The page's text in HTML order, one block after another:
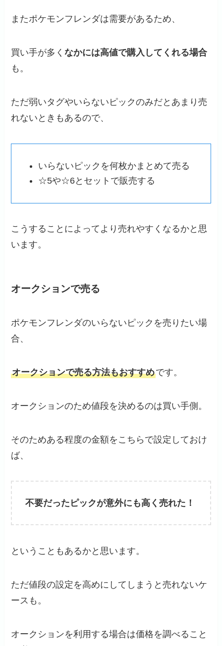
またポケモンフレンダは需要があるため、
買い手が多くなかには高値で購入してくれる場合
も。
ただ弱いタグやいらないピックのみだとあまり売
れないときもあるので、
いらないピックを何枚かまとめて売る
☆5や☆6とセットで販売する
こうすることによってより売れやすくなるかと思
います。
オークションで売る
ポケモンフレンダのいらないピックを売りたい場
合、
オークションで売る方法もおすすめです。
オークションのため値段を決めるのは買い手側。
そのためある程度の金額をこちらで設定しておけ
ば、
不要だったピックが意外にも高く売れた！
ということもあるかと思います。
ただ値段の設定を高めにしてしまうと売れないケ
ースも。
オークションを利用する場合は価格を調べること